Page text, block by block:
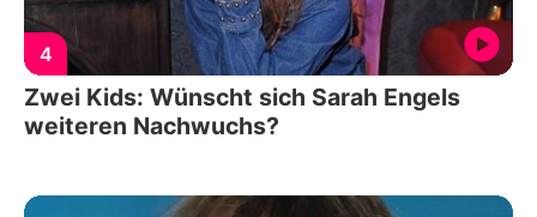
4
Zwei Kids: Wünscht sich Sarah Engels
weiteren Nachwuchs?